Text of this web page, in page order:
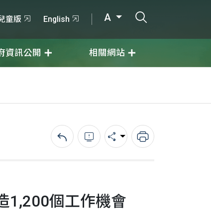
童版 English A
資訊公開 相關網站
回上一頁錯誤回報分享 列印
1,200個工作機會